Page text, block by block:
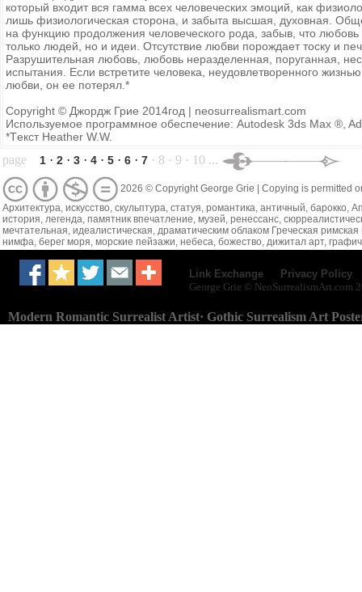
который входит вся гамма всех человеческих эмоций, как
лишь физиологическая сторона, и забыта высшая, духовная.
на функцию продолжения человеческого рода, забыв, что любовь
только людей, но и идеи. Отсутствие любви порождает тоску и
Разрушительная любовь, любовь неразделенная, поруганная,
испытания. Если встретите человека, неудовлетворенного
любви, он ее потерял.*
Copyright © Джордж Грие 2014год | neosurrealismart.com
Используемое программное обеспечение: Autodesk 3ds Max ®,
*Tекст Heather W.W.
page 1 · 2 · 3 · 4 · 5 · 6 · 7 · 8 · 9 · 10 ...
2026 © Copyright George Grie | Copying is permitted
Архитектура, искусство, скульптура, статуя, романтика, античный,
история, легенда, памятник впечатление, музей, ренессанс,
мечтательная, идеалистическая, драматическим облаком Греческая
нимфа, берег моря, морские пейзажи, небеса, божество, дижитал арт,
Link Exchange Privacy Policy
George Grie © NeoSurrealismArt.com
Modern Romantic Surrealist Artist· Gothic Surrealism Art